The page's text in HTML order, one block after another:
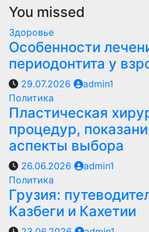
You missed
Здоровье
Особенности
периодонтита у
29.07.2026
admin1
Политика
Пластическая
процедур,
аспекты выбора
26.06.2026
admin1
Политика
Грузия:
Казбеги и Кахетии